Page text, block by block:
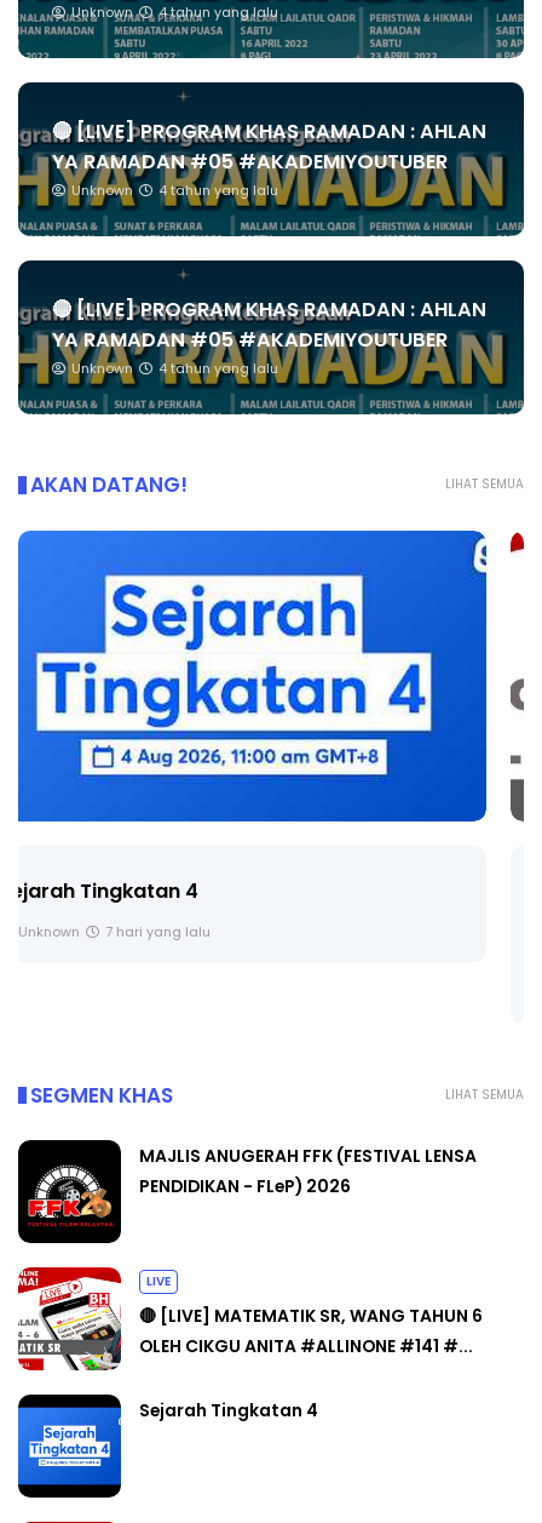
Unknown 4 tahun yang lalu
🔴 [LIVE] PROGRAM KHAS RAMADAN : AHLAN
YA RAMADAN #05 #AKADEMIYOUTUBER
Unknown 4 tahun yang lalu
🔴 [LIVE] PROGRAM KHAS RAMADAN : AHLAN
YA RAMADAN #05 #AKADEMIYOUTUBER
Unknown 4 tahun yang lalu
LIHAT SEMUA
AKAN DATANG!
🔴 [LIVE] PRINSIP PERAKAUNAN, BEDAH TUNTAS
LIHAT SEMUA
SEGMEN KHAS
MAJLIS ANUGERAH FFK (FESTIVAL LENSA
PENDIDIKAN - FLeP) 2026
LIVE
🔴 [LIVE] MATEMATIK SR, WANG TAHUN 6
OLEH CIKGU ANITA #ALLINONE #141 #...
Sejarah Tingkatan 4